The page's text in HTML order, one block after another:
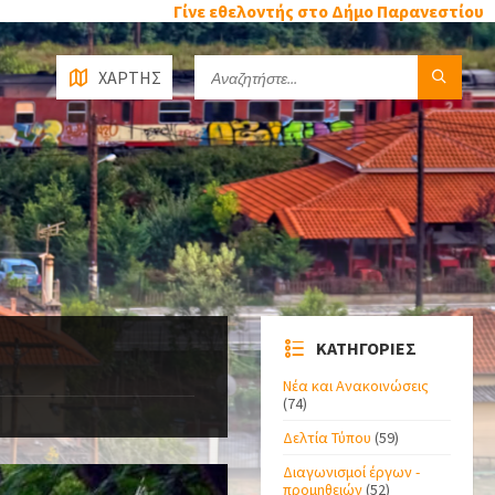
Γίνε εθελοντής στο Δήμο Παρανεστίου
ΧΑΡΤΗΣ
ΚΑΤΗΓΟΡΙΕΣ
Νέα και Ανακοινώσεις
(74)
Δελτία Τύπου (59)
Διαγωνισμοί έργων -
προμηθειών(52)